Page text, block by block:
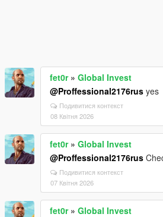
fet0r» Global Invest
@Proffessional2176rus yes
Подивитися контекст
08 Квітня 2026
fet0r» Global Invest
@Proffessional2176rus
Подивитися контекст
07 Квітня 2026
fet0r» Global Invest